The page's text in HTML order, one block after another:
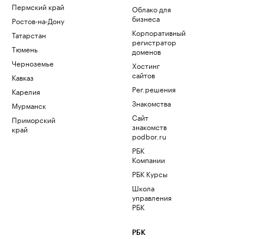
Пермский край
Ростов-на-Дону
Татарстан
Тюмень
Черноземье
Кавказ
Карелия
Мурманск
Приморский
край
Облако для
бизнеса
Корпоративный
регистратор
доменов
Хостинг
сайтов
Рег.решения
Знакомства
Сайт
знакомств
podbor.ru
РБК
Компании
РБК Курсы
Школа
управления
РБК
РБК